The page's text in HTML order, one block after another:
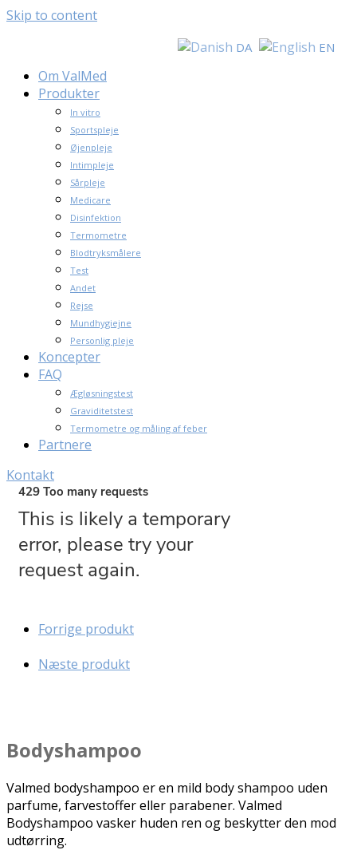
Skip to content
DA EN
Om ValMed
Produkter
In vitro
Sportspleje
Øjenpleje
Intimpleje
Sårpleje
Medicare
Disinfektion
Termometre
Blodtryksmålere
Test
Andet
Rejse
Mundhygiejne
Personlig pleje
Koncepter
FAQ
Ægløsningstest
Graviditetstest
Termometre og måling af feber
Partnere
Kontakt
Forrige produkt
Næste produkt
Bodyshampoo
Valmed bodyshampoo er en mild body shampoo uden
parfume, farvestoffer eller parabener. Valmed
Bodyshampoo vasker huden ren og beskytter den mod
udtørring.